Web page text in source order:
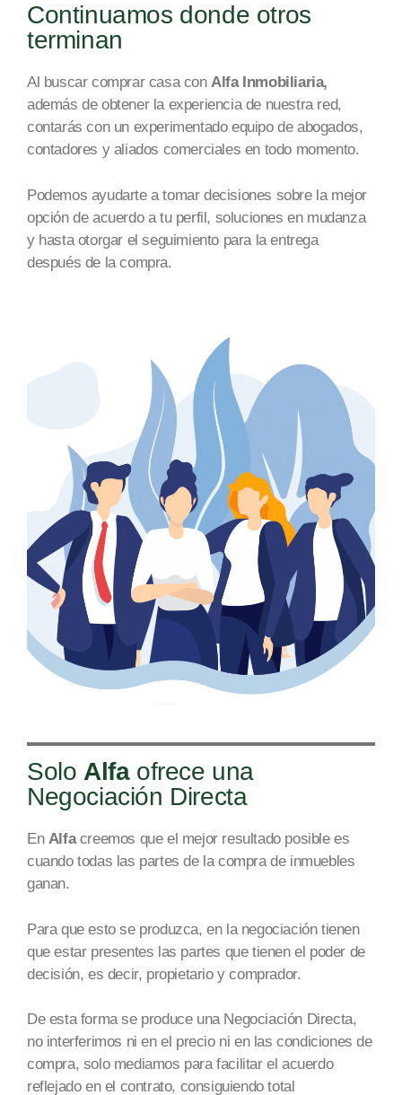
Continuamos donde otros
terminan
Al buscar comprar casa conAlfa Inmobiliaria,
además de obtener la experiencia de nuestra red,
contarás con un experimentado equipo de abogados,
contadores y aliados comerciales en todo momento.
Podemos ayudarte a tomar decisiones sobre la mejor
opción de acuerdo a tu perfil, soluciones en mudanza
y hastaotorgar el seguimiento para la entrega
después de la compra.
Solo Alfaofrece una
Negociación Directa
En Alfacreemos que el mejor resultado posible es
cuando todas las partes de la compra de inmuebles
ganan.
Para que esto se produzca, en la negociación tienen
que estar presentes las partes que tienen el poder de
decisión, es decir, propietario y comprador.
De esta forma se produce una Negociación Directa,
no interferimos ni en el precio ni en las condiciones de
compra, solo mediamos para facilitar el acuerdo
reflejado enel contrato, consiguiendo total